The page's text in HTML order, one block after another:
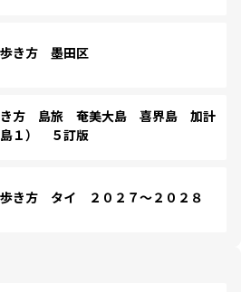
き方 墨田区
き方 島旅 奄美大島 喜界島 加計
１） ５訂版
き方 タイ ２０２７～２０２８